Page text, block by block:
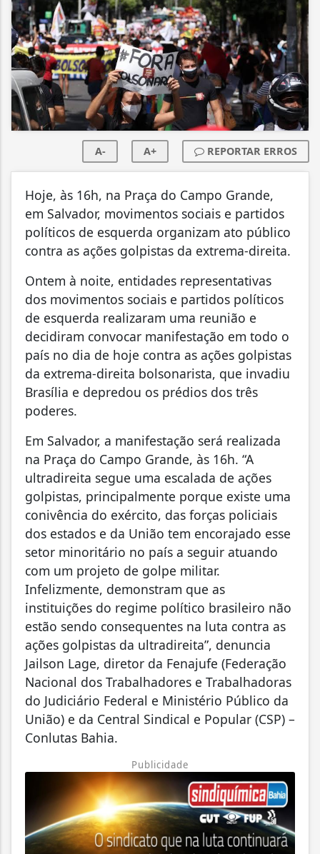
A- A+ REPORTAR ERROS
Hoje, às 16h, na Praça do Campo Grande,
em Salvador, movimentos sociais e partidos
políticos de esquerda organizam ato público
contra as ações golpistas da extrema-direita.
Ontem à noite, entidades representativas
dos movimentos sociais e partidos políticos
de esquerda realizaram uma reunião e
decidiram convocar manifestação em todo o
país no dia de hoje contra as ações golpistas
da extrema-direita bolsonarista, que invadiu
Brasília e depredou os prédios dos três
poderes.
Em Salvador, a manifestação será realizada
na Praça do Campo Grande, às 16h. “A
ultradireita segue uma escalada de ações
golpistas, principalmente porque existe uma
conivência do exército, das forças policiais
dos estados e da União tem encorajado esse
setor minoritário no país a seguir atuando
com um projeto de golpe militar.
Infelizmente, demonstram que as
instituições do regime político brasileiro não
estão sendo consequentes na luta contra as
ações golpistas da ultradireita”, denuncia
Jailson Lage, diretor da Fenajufe (Federação
Nacional dos Trabalhadores e Trabalhadoras
do Judiciário Federal e Ministério Público da
União) e da Central Sindical e Popular (CSP) –
Conlutas Bahia.
Publicidade